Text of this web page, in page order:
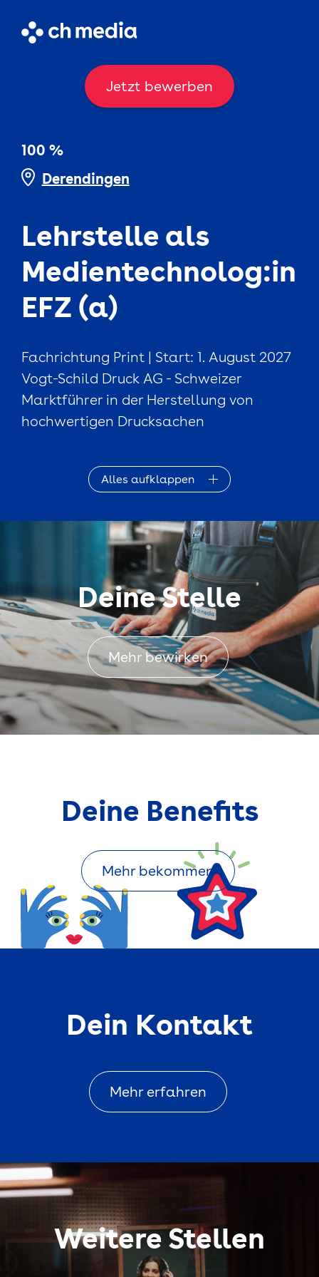
Jetzt bewerben
100 %
Derendingen
Lehrstelle als
Medientechnolog:in
EFZ (a)
Fachrichtung Print | Start: 1. August 2027
Vogt-Schild Druck AG - Schweizer
Marktführer in der Herstellung von
hochwertigen Drucksachen
Alles aufklappen
Deine Stelle
Mehr bewirken
Deine Benefits
Mehr bekommen
Dein Kontakt
Mehr erfahren
Weitere Stellen